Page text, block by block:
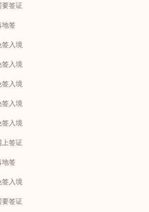
要签证
地签
签入境
签入境
签入境
签入境
签入境
上签证
地签
签入境
要签证